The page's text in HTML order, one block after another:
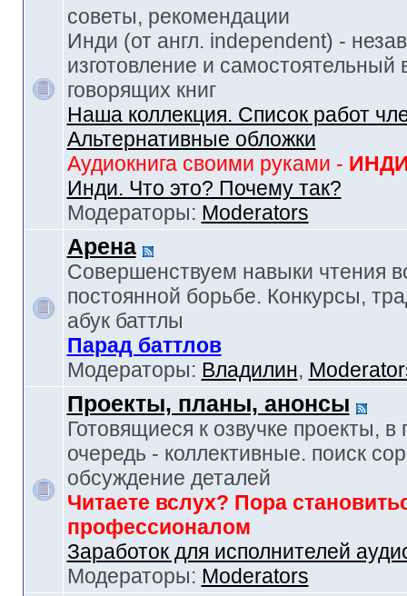
советы, рекомендации
Инди (от англ. independent) -
изготовление и самостоятельный
говорящих книг
Наша коллекция. Список работ
Альтернативные обложки
Аудиокнига своими руками -
Инди. Что это? Почему так?
Модераторы: Moderators
Арена
Совершенствуем навыки чтения
постоянной борьбе. Конкурсы,
абук баттлы
Парад баттлов
Модераторы: Владилин,
Проекты, планы, анонсы
Готовящиеся к озвучке проекты, в
очередь - коллективные. поиск
обсуждение деталей
Читаете вслух? Пора
профессионалом
Заработок для исполнителей
Модераторы: Moderators